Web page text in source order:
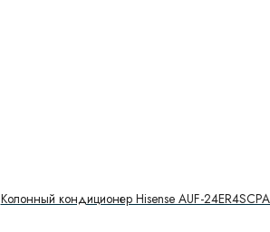
Колонный кондиционер Hisense AUF-